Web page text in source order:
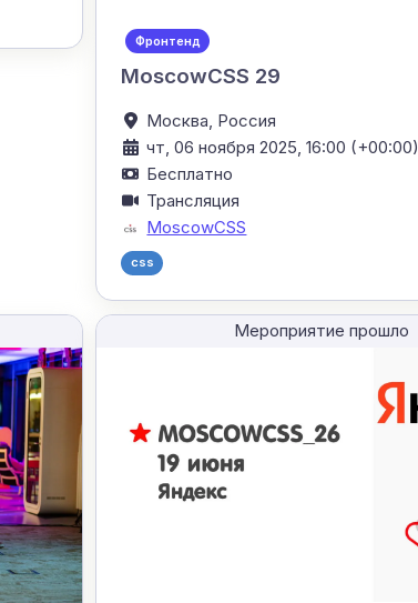
Фронтенд
MoscowCSS 29
Москва, Россия
чт, 06 ноября 2025, 16:00 (+00:00)
Бесплатно
Трансляция
MoscowCSS
css
Мероприятие прошло